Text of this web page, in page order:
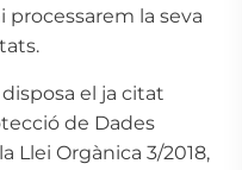
la seva
el ja citat
de Dades
Llei Orgànica 3/2018,